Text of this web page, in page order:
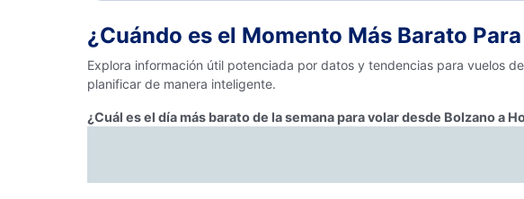
¿Cuándo es el Momento Más Barato
Explora información útil potenciada por datos y tendencias para vuelos
planificar de manera inteligente.
¿Cuál es el día más barato de la semana para volar desde Bolzano a